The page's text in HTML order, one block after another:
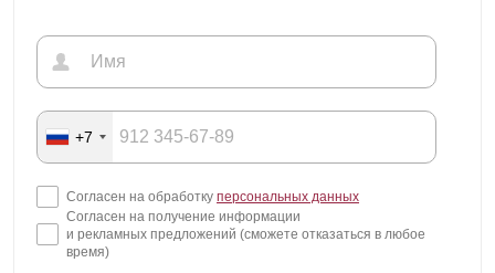
+7
Согласен на обработку персональных данных
Согласен на получение информации
и рекламных предложений (сможете отказаться в любое
время)